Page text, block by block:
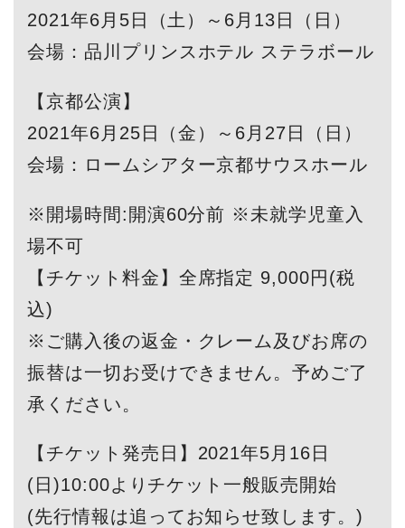
2021年6月5日（土）～6月13日（日）
会場：品川プリンスホテル ステラボール
【京都公演】
2021年6月25日（金）～6月27日（日）
会場：ロームシアター京都サウスホール
※開場時間:開演60分前 ※未就学児童入
場不可
【チケット料金】全席指定 9,000円(税
込)
※ご購入後の返金・クレーム及びお席の
振替は一切お受けできません。予めご了
承ください。
【チケット発売日】2021年5月16日
(日)10:00よりチケット一般販売開始
(先行情報は追ってお知らせ致します。)